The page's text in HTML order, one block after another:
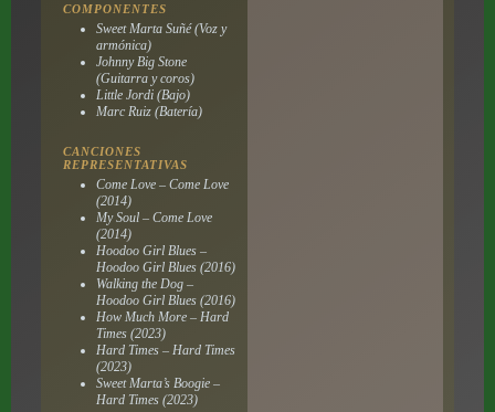
COMPONENTES
Sweet Marta Suñé (Voz y
armónica)
Johnny Big Stone
(Guitarra y coros)
Little Jordi (Bajo)
Marc Ruiz (Batería)
CANCIONES
REPRESENTATIVAS
Come Love – Come Love
(2014)
My Soul – Come Love
(2014)
Hoodoo Girl Blues –
Hoodoo Girl Blues (2016)
Walking the Dog –
Hoodoo Girl Blues (2016)
How Much More – Hard
Times (2023)
Hard Times – Hard Times
(2023)
Sweet Marta’s Boogie –
Hard Times (2023)